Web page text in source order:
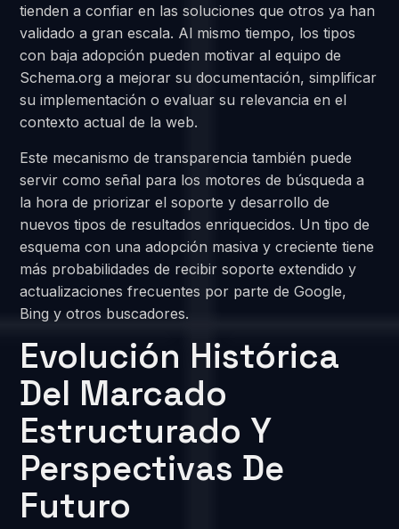
tienden a confiar en las soluciones que otros ya han
validado a gran escala. Al mismo tiempo, los tipos
con baja adopción pueden motivar al equipo de
Schema.org a mejorar su documentación, simplificar
su implementación o evaluar su relevancia en el
contexto actual de la web.
Este mecanismo de transparencia también puede
servir como señal para los motores de búsqueda a
la hora de priorizar el soporte y desarrollo de
nuevos tipos de resultados enriquecidos. Un tipo de
esquema con una adopción masiva y creciente tiene
más probabilidades de recibir soporte extendido y
actualizaciones frecuentes por parte de Google,
Bing y otros buscadores.
Evolución Histórica
Del Marcado
Estructurado Y
Perspectivas De
Futuro